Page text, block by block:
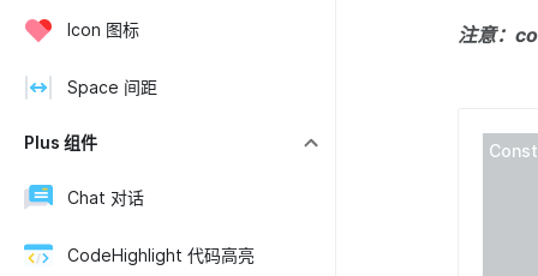
Icon 图标
Space 间距
Plus 组件
Chat 对话
CodeHighlight 代码高亮
注意：